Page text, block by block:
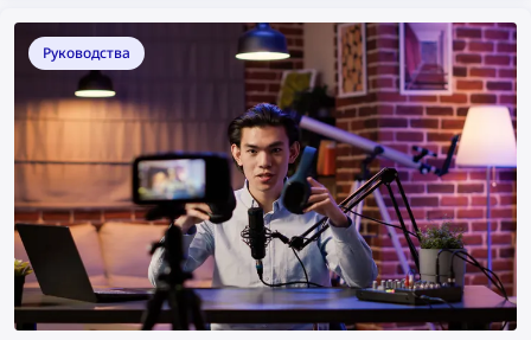
чтобы выполнить поиск, который поможет
обнаружить ценную информацию и провести
расследование. Итак, как найти больше
информации по фотографии?
Руководства